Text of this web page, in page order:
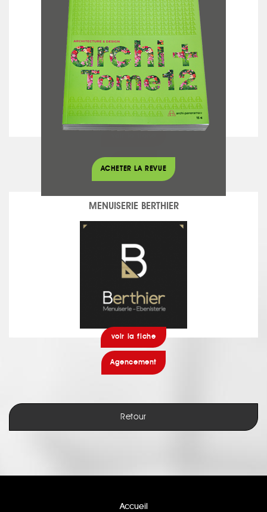
COSENTINO GROUP
MENUISERIE BERTHIER
voir la fiche
Agencement
Retour
Accueil
ACHETER LA REVUE